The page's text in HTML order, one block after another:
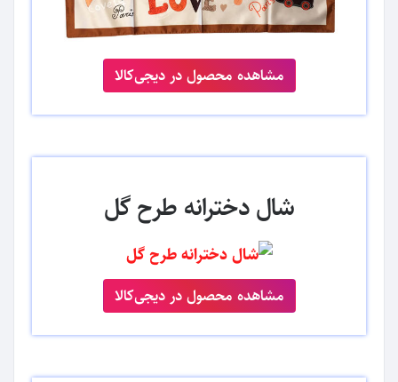
مشاهده محصول در دیجی‌کالا
شال دخترانه طرح گل
مشاهده محصول در دیجی‌کالا